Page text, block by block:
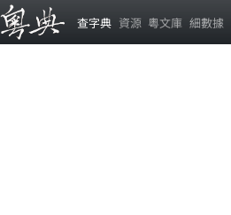
查字典 資源 粵文庫 細數據